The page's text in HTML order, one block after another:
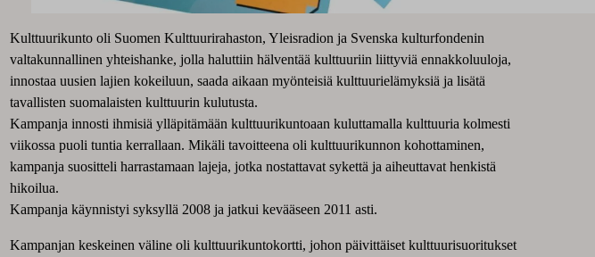
Kulttuurikunto oli Suomen Kulttuurirahaston, Yleisradion ja Svenska kulturfondenin
valtakunnallinen yhteishanke, jolla haluttiin hälventää kulttuuriin liittyviä ennakkoluuloja,
innostaa uusien lajien kokeiluun, saada aikaan myönteisiä kulttuurielämyksiä ja lisätä
tavallisten suomalaisten kulttuurin kulutusta.
Kampanja innosti ihmisiä ylläpitämään kulttuurikuntoaan kuluttamalla kulttuuria kolmesti
viikossa puoli tuntia kerrallaan. Mikäli tavoitteena oli kulttuurikunnon kohottaminen,
kampanja suositteli harrastamaan lajeja, jotka nostattavat sykettä ja aiheuttavat henkistä
hikoilua.
Kampanja käynnistyi syksyllä 2008 ja jatkui kevääseen 2011 asti.
Kampanjan keskeinen väline oli kulttuurikuntokortti, johon päivittäiset kulttuurisuoritukset